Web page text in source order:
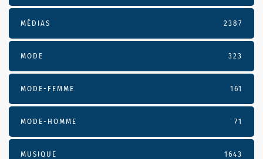
MÉDIAS 2387
MODE 323
MODE-FEMME 161
MODE-HOMME 71
MUSIQUE 1643